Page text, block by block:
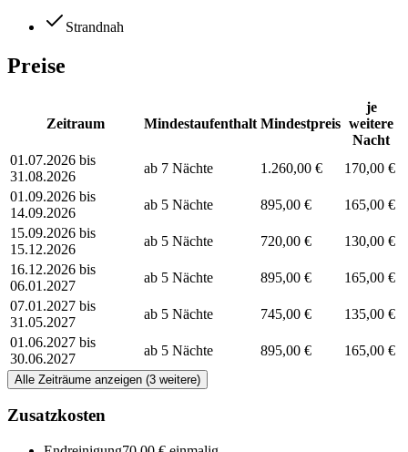
Strandnah
Preise
Zeitraum Mindestaufenthalt Mindestpreis
je
weitere
Nacht
01.07.2026 bis
31.08.2026
ab 7 Nächte 1.260,00 €
170,00 €
01.09.2026 bis
14.09.2026
ab 5 Nächte 895,00 €
165,00 €
15.09.2026 bis
15.12.2026
ab 5 Nächte 720,00 €
130,00 €
16.12.2026 bis
06.01.2027
ab 5 Nächte 895,00 €
165,00 €
07.01.2027 bis
31.05.2027
ab 5 Nächte 745,00 €
135,00 €
01.06.2027 bis
30.06.2027
ab 5 Nächte 895,00 € 165,00 €
Alle Zeiträume anzeigen (3 weitere)
Zusatzkosten